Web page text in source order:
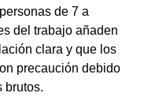
de 7 a
del trabajo añaden
clara y que los
precaución debido
brutos.